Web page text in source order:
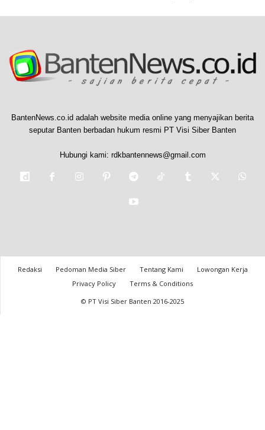
BantenNews.co.id adalah website media online yang menyajikan berita
seputar Banten berbadan hukum resmi PT Visi Siber Banten
Hubungi kami: rdkbantennews@gmail.com
Redaksi Pedoman Media Siber Tentang Kami
Lowongan Kerja
Privacy Policy
Terms & Conditions
© PT Visi Siber Banten 2016-2025